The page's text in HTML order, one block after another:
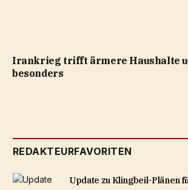
Irankrieg trifft ärmere Haushalte
besonders
REDAKTEURFAVORITEN
Update zu Klingbeil-Plänen